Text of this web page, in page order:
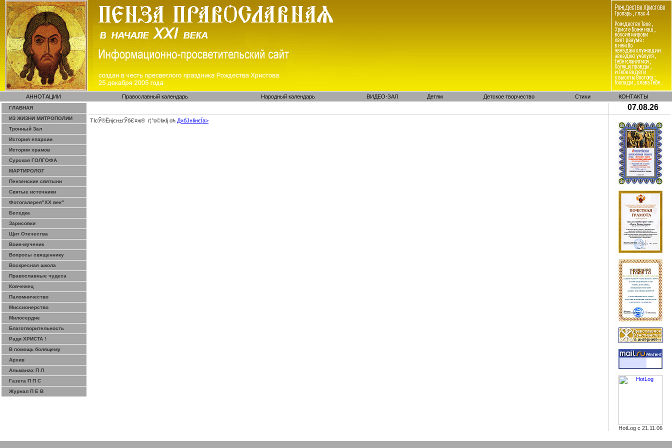
АННОТАЦИИ Православный календарь Народный календарь ВИДЕО-ЗАЛ Детям Детское творчество Стихи КОНТАКТЫ
ГЛАВНАЯ
ИЗ ЖИЗНИ МИТРОПОЛИИ
Тронный Зал
История епархии
История храмов
Сурская ГОЛГОФА
МАРТИРОЛОГ
Пензенские святыни
Святые источники
Фотогалерея"ХХ век"
Беседка
Зарисовки
Щит Отечества
Воин-мученик
Вопросы священнику
Воскресная школа
Православные чудеса
Ковчежец
Паломничество
Миссионерство
Милосердие
Благотворительность
Ради ХРИСТА !
В помощь болящему
Архив
Альманах П Л
Газета П П С
Журнал П Е В
07.08.26
ТІсЎ®Ёнјєн±­гЎ­бЄ¤ж® г¦°о©ІжІј оћ Д«бЈ­нІінєЇa>
HotLog с 21.11.06